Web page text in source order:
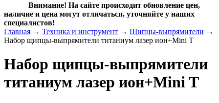
Внимание! На сайте происходит обновление цен,
наличие и цена могут отличаться, уточняйте у наших
специалистов!
Главная → Техника и инструмент → Щипцы-выпрямители →
Набор щипцы-выпрямители титаниум лазер ион+Mini T
Набор щипцы-выпрямители
титаниум лазер ион+Mini T